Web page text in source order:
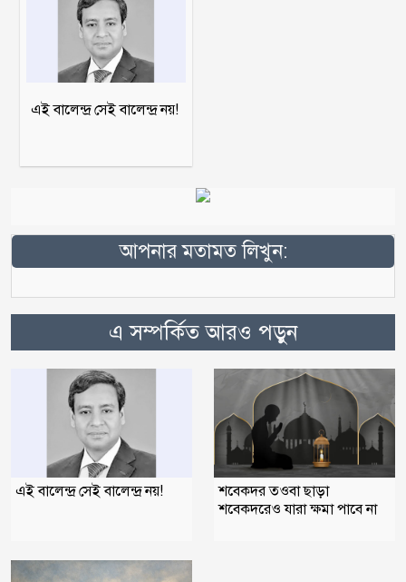
এই বালেন্দ্র সেই বালেন্দ্র নয়!
আপনার মতামত লিখুন:
এ সম্পর্কিত আরও পড়ুন
এই বালেন্দ্র সেই বালেন্দ্র নয়!
শবেকদর তওবা ছাড়া
শবেকদরেও যারা ক্ষমা পাবে না